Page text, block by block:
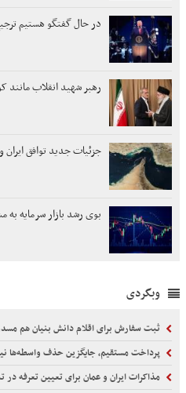
در حال گفتگو هستیم
رهبر شهید انقلاب مانند
جزئیات جدید توافق ایران
بوی رشد بازار سرمایه به
وبگردی
ثبت سفارش برای اقلام دانش بنیان هم
پرداخت مستقیم، جایگزین حذف واسطه‌ها
مذاکرات ایران و عمان برای تعیین تعرفه در